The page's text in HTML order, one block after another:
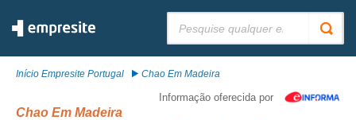
Início Empresite Portugal Chao Em Madeira
Informação oferecida por
Chao Em Madeira